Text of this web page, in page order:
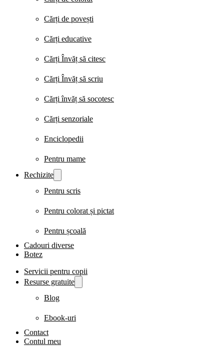
Cărți de povești
Cărți educative
Cărți Învăț să citesc
Cărți Învăț să scriu
Cărți învăț să socotesc
Cărți senzoriale
Enciclopedii
Pentru mame
Rechizite
Pentru scris
Pentru colorat și pictat
Pentru școală
Cadouri diverse
Botez
Servicii pentru copii
Resurse gratuite
Blog
Ebook-uri
Contact
Contul meu